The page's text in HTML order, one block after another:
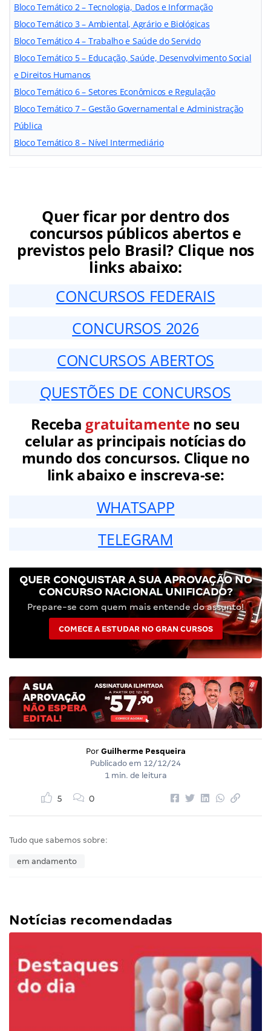
Bloco Temático 2 – Tecnologia, Dados e Informação
Bloco Temático 3 – Ambiental, Agrário e Biológicas
Bloco Temático 4 – Trabalho e Saúde do Servido
Bloco Temático 5 – Educação, Saúde, Desenvolvimento Social
e Direitos Humanos
Bloco Temático 6 – Setores Econômicos e Regulação
Bloco Temático 7 – Gestão Governamental e Administração
Pública
Bloco Temático 8 – Nível Intermediário
Quer ficar por dentro dos
concursos públicos abertos e
previstos pelo Brasil? Clique nos
links abaixo:
CONCURSOS FEDERAIS
CONCURSOS 2026
CONCURSOS ABERTOS
QUESTÕES DE CONCURSOS
Receba gratuitamenteno seu
celular as principais notícias do
mundo dos concursos. Clique no
link abaixo e inscreva-se:
WHATSAPP
TELEGRAM
QUER CONQUISTAR A SUA APROVAÇÃO NO
CONCURSO NACIONAL UNIFICADO?
Prepare-se com quem mais entende do assunto!
COMECE A ESTUDAR NO GRAN CURSOS
Por Guilherme Pesqueira
Publicado em 12/12/24
1 min. de leitura
5 0
Tudo que sabemos sobre:
em andamento
Notícias recomendadas